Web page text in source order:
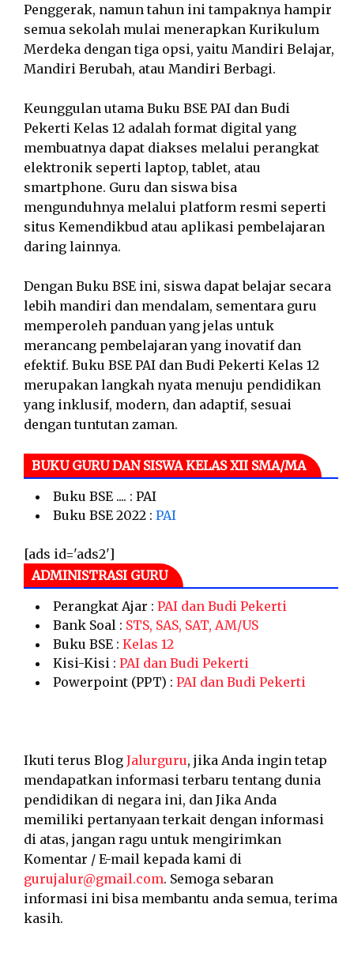
Penggerak, namun tahun ini tampaknya hampir
semua sekolah mulai menerapkan Kurikulum
Merdeka dengan tiga opsi, yaitu Mandiri Belajar,
Mandiri Berubah, atau Mandiri Berbagi.
Keunggulan utama Buku BSE PAI dan Budi
Pekerti Kelas 12 adalah format digital yang
membuatnya dapat diakses melalui perangkat
elektronik seperti laptop, tablet, atau
smartphone. Guru dan siswa bisa
mengunduhnya melalui platform resmi seperti
situs Kemendikbud atau aplikasi pembelajaran
daring lainnya.
Dengan Buku BSE ini, siswa dapat belajar secara
lebih mandiri dan mendalam, sementara guru
memperoleh panduan yang jelas untuk
merancang pembelajaran yang inovatif dan
efektif. Buku BSE PAI dan Budi Pekerti Kelas 12
merupakan langkah nyata menuju pendidikan
yang inklusif, modern, dan adaptif, sesuai
dengan tuntutan zaman.
BUKU GURU DAN SISWA KELAS XII SMA/MA
Buku BSE .... : PAI
Buku BSE 2022 : PAI
[ads id='ads2']
ADMINISTRASI GURU
Perangkat Ajar : PAI dan Budi Pekerti
Bank Soal : STS, SAS, SAT, AM/US
Buku BSE : Kelas 12
Kisi-Kisi : PAI dan Budi Pekerti
Powerpoint (PPT) : PAI dan Budi Pekerti
Ikuti terus Blog Jalurguru, jika Anda ingin tetap
mendapatkan informasi terbaru tentang dunia
pendidikan di negara ini, dan Jika Anda
memiliki pertanyaan terkait dengan informasi
di atas, jangan ragu untuk mengirimkan
Komentar / E-mail kepada kami di
gurujalur@gmail.com. Semoga sebaran
informasi ini bisa membantu anda semua, terima
kasih.